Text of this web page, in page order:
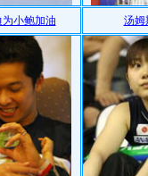
小鲍加油 汤姆